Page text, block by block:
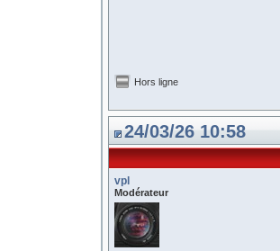
Hors ligne
24/03/26 10:58
vpl
Modérateur